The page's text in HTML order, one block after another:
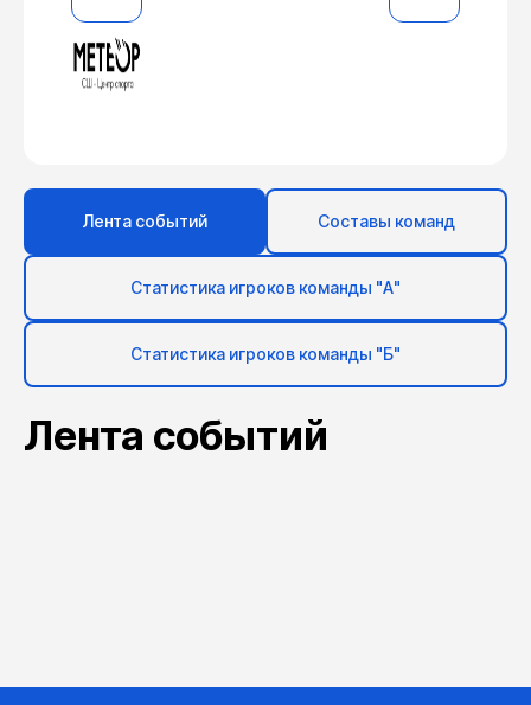
Лента событий Составы команд
Статистика игроков команды "А"
Статистика игроков команды "Б"
Лента событий